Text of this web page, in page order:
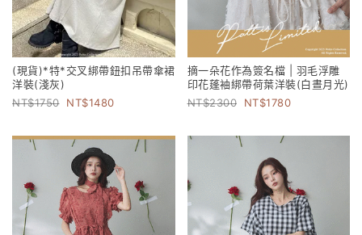
(現貨)*特*交叉綁帶鈕扣吊帶傘裙
洋裝(淺灰)
1750
1480
摘一朵花作為簽名檔 | 羽毛浮雕
印花蓬袖綁帶荷葉洋裝(白晝月光)
2300
1780